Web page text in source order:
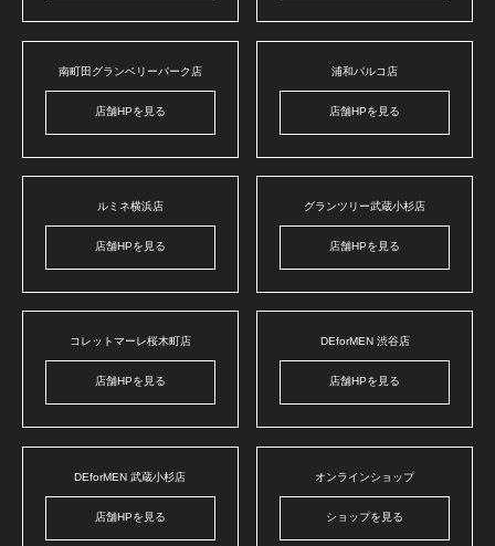
南町田グランベリーパーク店
店舗HPを見る
浦和パルコ店
店舗HPを見る
ルミネ横浜店
店舗HPを見る
グランツリー武蔵小杉店
店舗HPを見る
コレットマーレ桜木町店
店舗HPを見る
DEforMEN 渋谷店
店舗HPを見る
DEforMEN 武蔵小杉店
店舗HPを見る
オンラインショップ
ショップを見る